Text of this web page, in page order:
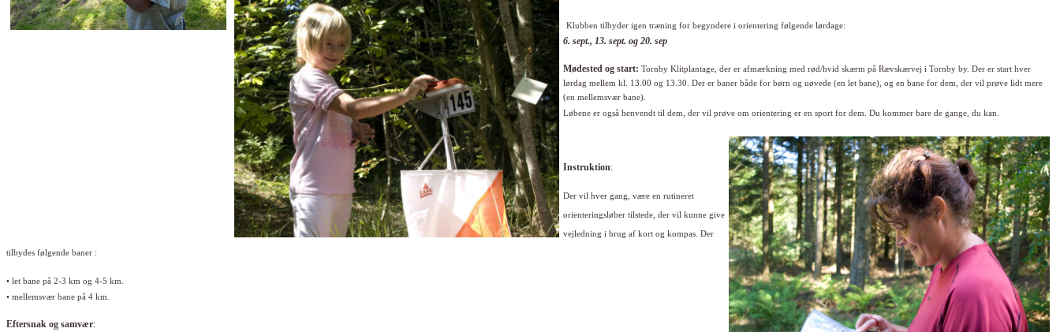
Klubben tilbyder igen træning for begyndere i orientering følgende lørdage:
6. sept., 13. sept. og 20. sep
Mødested og start: Tornby Klitplantage, der er afmærkning med rød/hvid skærm på Rævskærvej i Tornby by. Der er start hver
lørdag mellem kl. 13.00 og 13.30. Der er baner både for børn og uøvede (en let bane), og en bane for dem, der vil prøve lidt mere
(en mellemsvær bane).
Løbene er også henvendt til dem, der vil prøve om orientering er en sport for dem. Du kommer bare de gange, du kan.
Instruktion:
Der vil hver gang, være en rutineret
orienteringsløber tilstede, der vil kunne give
vejledning i brug af kort og kompas. Der
tilbydes følgende baner :
• let bane på 2-3 km og 4-5 km.
• mellemsvær bane på 4 km.
Eftersnak og samvær: